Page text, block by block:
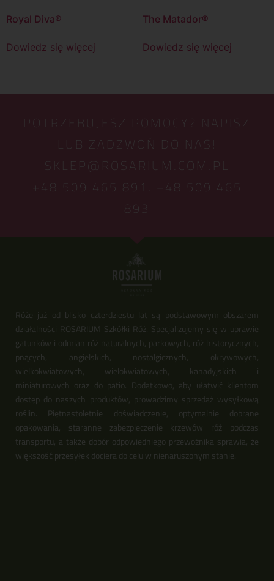
Royal Diva®
Dowiedz się więcej
The Matador®
Dowiedz się więcej
POTRZEBUJESZ POMOCY? NAPISZ
LUB ZADZWOŃ DO NAS!
SKLEP@ROSARIUM.COM.PL
+48 509 465 891,
+48 509 465
893
Róże już od blisko czterdziestu lat są podstawowym obszarem
działalności ROSARIUM Szkółki Róż. Specjalizujemy się w uprawie
gatunków i odmian róż naturalnych, parkowych, róż historycznych,
pnących, angielskich, nostalgicznych, okrywowych,
wielkokwiatowych, wielokwiatowych, kanadyjskich i
miniaturowych oraz do patio. Dodatkowo, aby ułatwić klientom
dostęp do naszych produktów, prowadzimy sprzedaż wysyłkową
roślin. Piętnastoletnie doświadczenie, optymalnie dobrane
opakowania, staranne zabezpieczenie krzewów róż podczas
transportu, a także dobór odpowiedniego przewoźnika sprawia, że
większość przesyłek dociera do celu w nienaruszonym stanie.